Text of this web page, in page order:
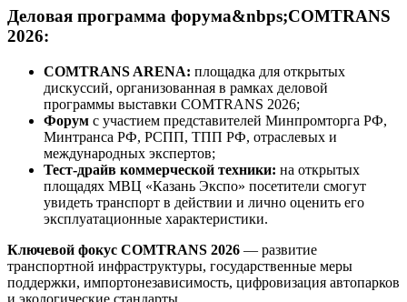
Деловая программа форума&nbps;COMTRANS
2026:
COMTRANS ARENA: площадка для открытых
дискуссий, организованная в рамках деловой
программы выставки COMTRANS 2026;
Форум с участием представителей Минпромторга РФ,
Минтранса РФ, РСПП, ТПП РФ, отраслевых и
международных экспертов;
Тест-драйв коммерческой техники: на открытых
площадях МВЦ «Казань Экспо» посетители смогут
увидеть транспорт в действии и лично оценить его
эксплуатационные характеристики.
Ключевой фокус COMTRANS 2026 — развитие
транспортной инфраструктуры, государственные меры
поддержки, импортонезависимость, цифровизация автопарков
и экологические стандарты